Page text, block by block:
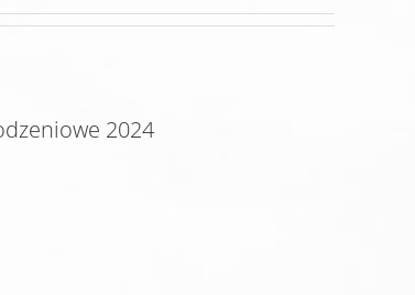
2024